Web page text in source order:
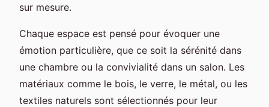
sur mesure.
Chaque espace est pensé pour évoquer une
émotion particulière, que ce soit la sérénité dans
une chambre ou la convivialité dans un salon. Les
matériaux comme le bois, le verre, le métal, ou les
textiles naturels sont sélectionnés pour leur